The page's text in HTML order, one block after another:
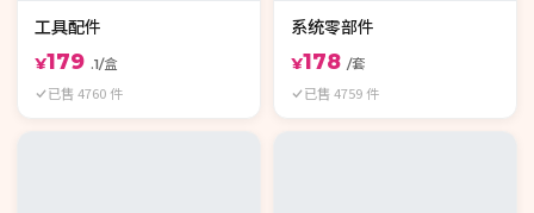
工具配件
¥179 .1/盒
已售 4760 件
系统零部件
¥178 /套
已售 4759 件